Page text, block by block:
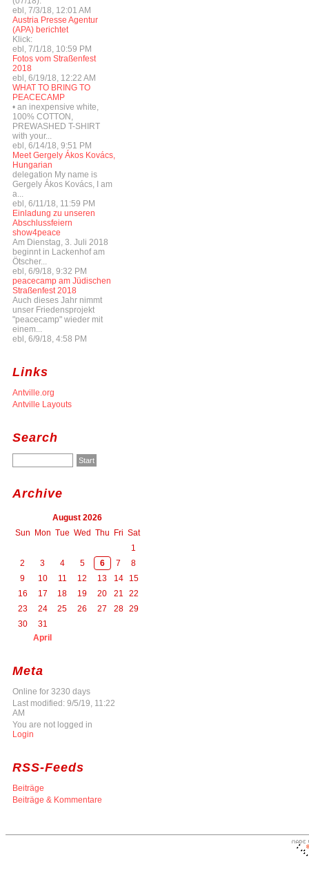
ebl, 7/3/18, 12:01 AM
Austria Presse Agentur
(APA) berichtet
Klick:
ebl, 7/1/18, 10:59 PM
Fotos vom Straßenfest
2018
ebl, 6/19/18, 12:22 AM
WHAT TO BRING TO
PEACECAMP
• an inexpensive white,
100% COTTON,
PREWASHED T-SHIRT
with your...
ebl, 6/14/18, 9:51 PM
Meet Gergely Ákos Kovács,
Hungarian
delegation My name is
Gergely Ákos Kovács, I am
a...
ebl, 6/11/18, 11:59 PM
Einladung zu unseren
Abschlussfeiern
show4peace
Am Dienstag, 3. Juli 2018
beginnt in Lackenhof am
Ötscher...
ebl, 6/9/18, 9:32 PM
peacecamp am Jüdischen
Straßenfest 2018
Auch dieses Jahr nimmt
unser Friedensprojekt
"peacecamp" wieder mit
einem...
ebl, 6/9/18, 4:58 PM
Links
Antville.org
Antville Layouts
Search
Archive
August 2026
Sun Mon Tue Wed Thu Fri Sat
1
2
3 4 5 6 7
8
9
10 11 12 13 14
15
16
17 18 19 20 21
22
23
24 25 26 27 28 29
30
31
April
Meta
Online for 3230 days
Last modified: 9/5/19, 11:22
AM
You are not logged in
Login
RSS-Feeds
Beiträge
Beiträge & Kommentare